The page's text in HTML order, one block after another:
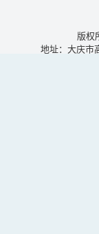
版权
地址：大庆市